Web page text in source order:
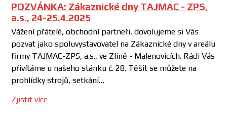
POZVÁNKA: Zákaznické dny TAJMAC - ZPS,
a.s., 24-25.4.2025
Vážení přátelé, obchodní partneři, dovolujeme si Vás
pozvat jako spoluvystavovatel na Zákaznické dny v areálu
firmy TAJMAC-ZPS, a.s., ve Zlíně - Malenovicích. Rádi Vás
přivítáme u našeho stánku č. 28. Těšit se můžete na
prohlídky strojů, setkání…
Zjistit více